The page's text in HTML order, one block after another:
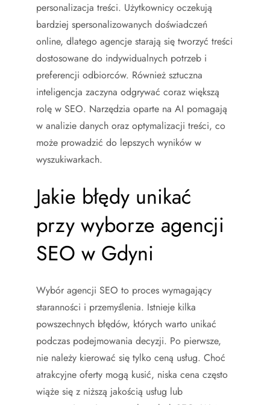
personalizacja treści. Użytkownicy oczekują
bardziej spersonalizowanych doświadczeń
online, dlatego agencje starają się tworzyć treści
dostosowane do indywidualnych potrzeb i
preferencji odbiorców. Również sztuczna
inteligencja zaczyna odgrywać coraz większą
rolę w SEO. Narzędzia oparte na AI pomagają
w analizie danych oraz optymalizacji treści, co
może prowadzić do lepszych wyników w
wyszukiwarkach.
Jakie błędy unikać
przy wyborze agencji
SEO w Gdyni
Wybór agencji SEO to proces wymagający
staranności i przemyślenia. Istnieje kilka
powszechnych błędów, których warto unikać
podczas podejmowania decyzji. Po pierwsze,
nie należy kierować się tylko ceną usług. Choć
atrakcyjne oferty mogą kusić, niska cena często
wiąże się z niższą jakością usług lub